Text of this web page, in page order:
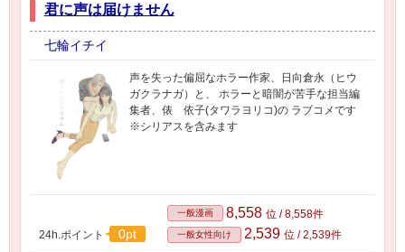
君に声は届けません
七輪イチイ
声を失った偏屈なホラー作家、日向倉永（ヒウ
ガクラナガ）と、 ホラーと暗闇が苦手な担当編
集者、俵 依子(タワラヨリコ)の ラブコメです
※シリアスを含みます
24h.ポイント 0pt
一般漫画 8,558 位 / 8,558件
一般女性向け 2,539 位 / 2,539件